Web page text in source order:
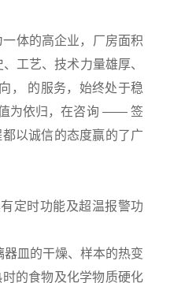
体的高企业，厂房面积
工艺、技术力量雄厚、
， 的服务，始终处于稳
值为依归，在咨询 —— 签
以诚信的态度赢的了广
定时功能及超温报警功
皿的干燥、样本的热变
的食物及化学物质硬化